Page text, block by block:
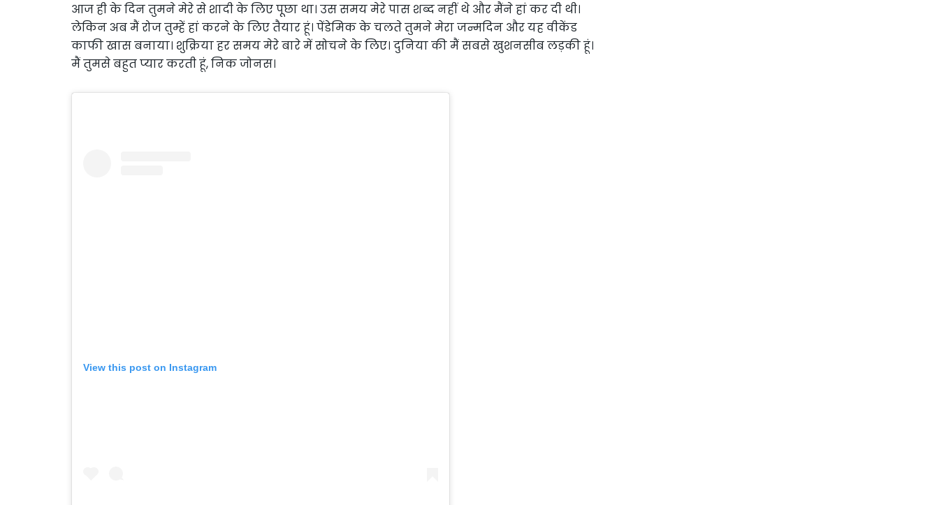
आज ही के दिन तुमने मेरे से शादी के लिए पूछा था। उस समय मेरे पास शब्द नहीं थे और मैंने हां कर दी थी।
लेकिन अब मैं रोज तुम्हें हां करने के लिए तैयार हूं। पेंडेमिक के चलते तुमने मेरा जन्मदिन और यह वीकेंड
काफी खास बनाया। शुक्रिया हर समय मेरे बारे में सोचने के लिए। दुनिया की मैं सबसे खुशनसीब लड़की हूं।
मैं तुमसे बहुत प्यार करती हूं, निक जोनस।
View this post on Instagram